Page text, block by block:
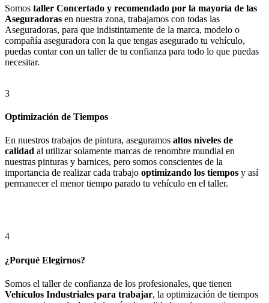
Somos taller Concertado y recomendado por la mayoría de las
Aseguradoras en nuestra zona, trabajamos con todas las
Aseguradoras, para que indistintamente de la marca, modelo o
compañía aseguradora con la que tengas asegurado tu vehículo,
puedas contar con un taller de tu confianza para todo lo que puedas
necesitar.
3
Optimización de Tiempos
En nuestros trabajos de pintura, aseguramos altos niveles de
calidad al utilizar solamente marcas de renombre mundial en
nuestras pinturas y barnices, pero somos conscientes de la
importancia de realizar cada trabajo optimizando los tiempos y así
permanecer el menor tiempo parado tu vehículo en el taller.
4
¿Porqué Elegirnos?
Somos el taller de confianza de los profesionales, que tienen
Vehículos Industriales para trabajar, la optimización de tiempos